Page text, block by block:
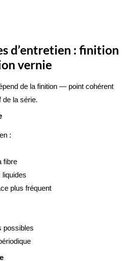
d’entretien : finition
vernie
de la finition — point cohérent
de la série.
:
fibre
liquides
plus fréquent
possibles